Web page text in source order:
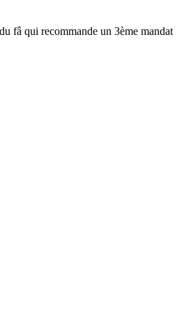
fâ qui recommande un 3ème mandat